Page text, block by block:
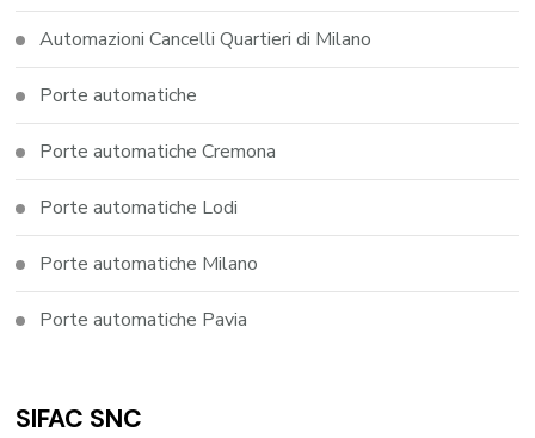
Automazioni Cancelli Quartieri di Milano
Porte automatiche
Porte automatiche Cremona
Porte automatiche Lodi
Porte automatiche Milano
Porte automatiche Pavia
SIFAC SNC